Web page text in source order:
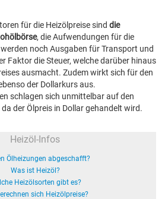
für die Heizölpreise sind die
, die Aufwendungen für die
noch Ausgaben für Transport und
Faktor die Steuer, welche darüber hinaus
ausmacht. Zudem wirkt sich für den
der Dollarkurs aus.
schlagen sich unmittelbar auf den
der Ölpreis in Dollar gehandelt wird.
Heizöl-Infos
Ölheizungen abgeschafft?
Was ist Heizöl?
Heizölsorten gibt es?
sich Heizölpreise?